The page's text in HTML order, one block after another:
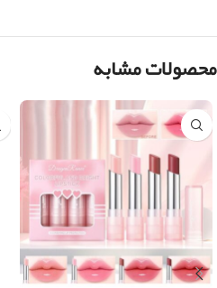
محصولات مشابه